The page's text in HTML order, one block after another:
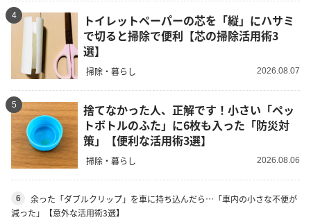
4
トイレットペーパーの芯を「縦」にハサミ
で切ると掃除で便利【芯の掃除活用術3
選】
掃除・暮らし 2026.08.07
5
捨てなかった人、正解です！小さい「ペッ
トボトルのふた」に6枚も入った「防災対
策」【便利な活用術3選】
掃除・暮らし 2026.08.06
6
余った「ダブルクリップ」を車に持ち込んだら…「車内の小さな不便が
減った」【意外な活用術3選】